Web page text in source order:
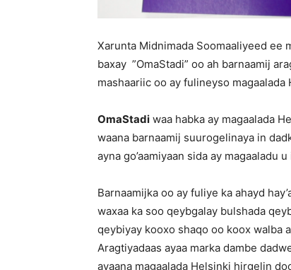
Xarunta Midnimada Soomaaliyeed ee
baxay ”OmaStadi” oo ah barnaamij
mashaariic oo ay fulineyso magaalada
OmaStadi waa habka ay magaalada
waana barnaamij suurogelinaya in
ayna go’aamiyaan sida ay magaaladu
Barnaamijka oo ay fuliye ka ahayd
waxaa ka soo qeybgalay bulshada
qeybiyay kooxo shaqo oo koox walba
Aragtiyadaas ayaa marka dambe
ayaana magaalada Helsinki hirgelin